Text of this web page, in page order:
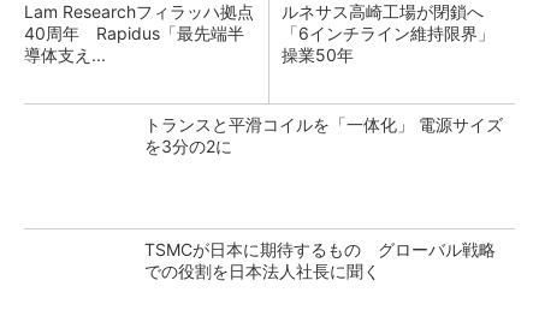
Lam Researchフィラッハ拠点
40周年 Rapidus「最先端半
導体支え...
ルネサス高崎工場が閉鎖へ
「6インチライン維持限界」
操業50年
トランスと平滑コイルを「一体化」 電源サイズ
を3分の2に
TSMCが日本に期待するもの グローバル戦略
での役割を日本法人社長に聞く